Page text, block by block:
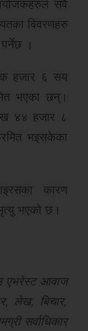
विवरणहरु
।
हजार ६ सय
भएका छन्।
४४ हजार ८
भइसकेका
कारण
भएको छ।
एभरेस्ट आवाज
लेख, बिचार,
सर्वाधिकार